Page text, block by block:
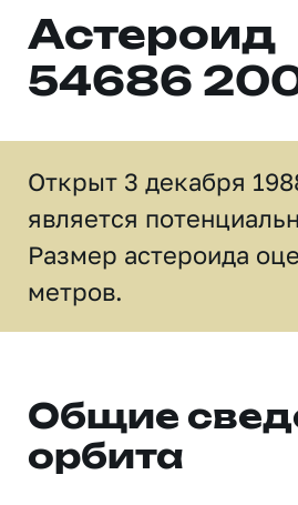
Астероид
54686
Открыт 3 декабря
является
Размер астероида
метров.
Общие
орбита